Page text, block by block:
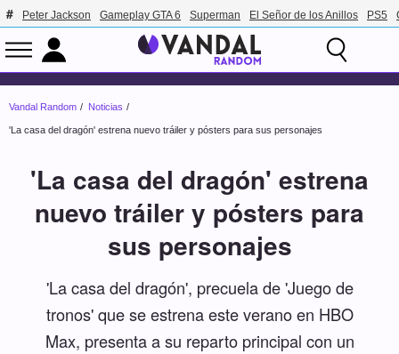
Peter Jackson Gameplay GTA 6 Superman El Señor de los Anillos PS5
Vandal Random Noticias
'La casa del dragón' estrena nuevo tráiler y pósters para sus personajes
'La casa del dragón' estrena
nuevo tráiler y pósters para
sus personajes
'La casa del dragón', precuela de 'Juego de
tronos' que se estrena este verano en HBO
Max, presenta a su reparto principal con un